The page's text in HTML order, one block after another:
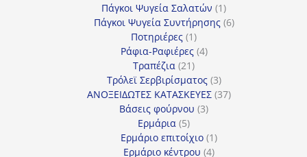
προϊόν
Πάγκοι Ψυγεία Σαλατών 11
προϊόν
Πάγκοι Ψυγεία Συντήρησης 66
Ποτηριέρες 11
προϊόν
Ράφια-Ραφιέρες 44
Τραπέζια 2121
προϊόντα
Τρόλεϊ Σερβιρίσματος 33
προϊόντα
ΑΝΟΞΕΙΔΩΤΕΣ ΚΑΤΑΣΚΕΥΕΣ 3737
Βάσεις φούρνου 33
Ερμάρια 55
προϊόντα
Ερμάριο επιτοίχιο 11
προϊόν
Ερμάριο κέντρου 44